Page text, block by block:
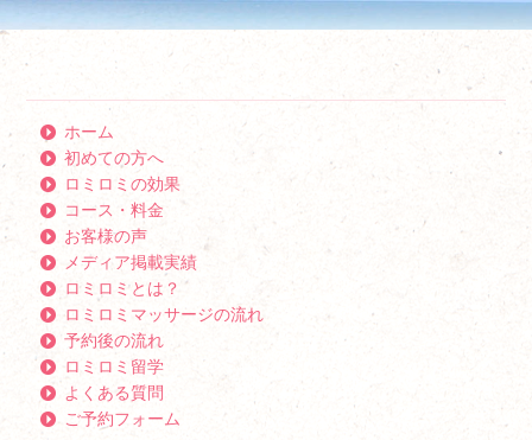
ホーム
初めての方へ
ロミロミの効果
コース・料金
お客様の声
メディア掲載実績
ロミロミとは？
ロミロミマッサージの流れ
予約後の流れ
ロミロミ留学
よくある質問
ご予約フォーム